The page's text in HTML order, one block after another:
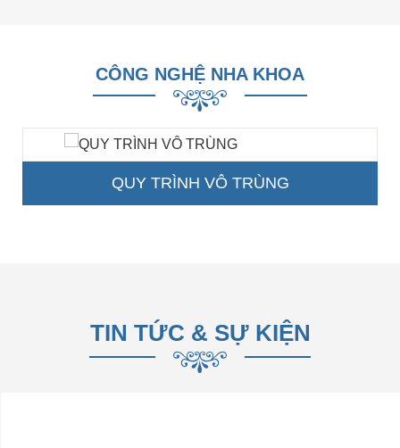
CÔNG NGHỆ NHA KHOA
QUY TRÌNH VÔ TRÙNG
TIN TỨC & SỰ KIỆN